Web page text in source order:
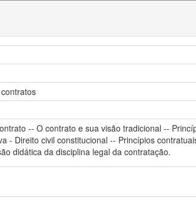
-- O contrato e sua visão tradicional --
- Direito civil constitucional -- Princípios
didática da disciplina legal da contratação.